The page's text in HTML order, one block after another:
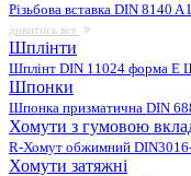
Різьбова вставка DIN 8140 A
дивитись все
Шплінти
Шплінт DIN 11024 форма E
Шпонки
Шпонка призматична DIN
Хомути з гумовою
R-Хомут обжимний
Хомути затяжні